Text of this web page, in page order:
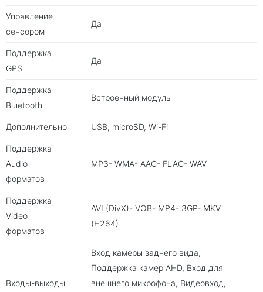
Управление
сенсором
Да
Поддержка
GPS
Да
Поддержка
Bluetooth
Встроенный модуль
Дополнительно USB, microSD, Wi-Fi
Поддержка
Audio
форматов
MP3- WMA- AAC- FLAC- WAV
Поддержка
Video
форматов
AVI (DivX)- VOB- MP4- 3GP- MKV
(H264)
Входы-выходы
Вход камеры заднего вида,
Поддержка камер AHD, Вход для
внешнего микрофона, Видеовход,